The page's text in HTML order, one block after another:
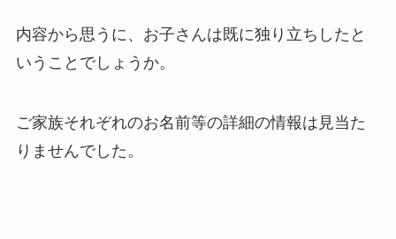
内容から思うに、お子さんは既に独り立ちしたと
いうことでしょうか。
ご家族それぞれのお名前等の詳細の情報は見当た
りませんでした。